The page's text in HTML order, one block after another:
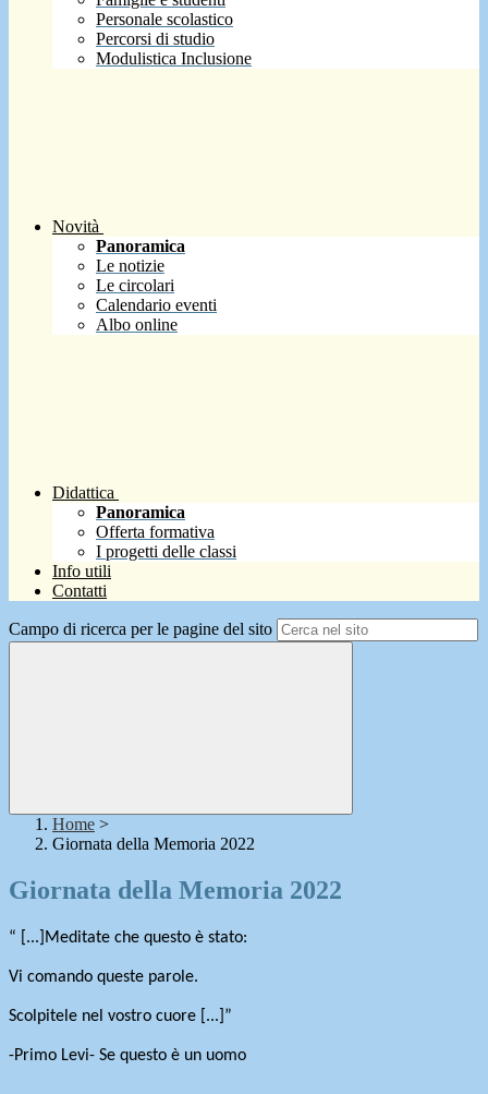
Personale scolastico
Percorsi di studio
Modulistica Inclusione
Novità
Panoramica
Le notizie
Le circolari
Calendario eventi
Albo online
Didattica
Panoramica
Offerta formativa
I progetti delle classi
Info utili
Contatti
Campo di ricerca per le pagine del sito
Home >
Giornata della Memoria 2022
Giornata della Memoria 2022
“ [...]Meditate che questo è stato:
Vi comando queste parole.
Scolpitele nel vostro cuore [...]”
-Primo Levi- Se questo è un uomo